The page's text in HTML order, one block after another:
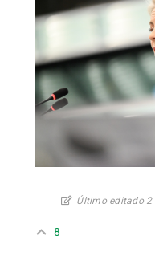
Último editado 2
8